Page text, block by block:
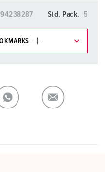
Std. Pack. 5
ADD
LIST